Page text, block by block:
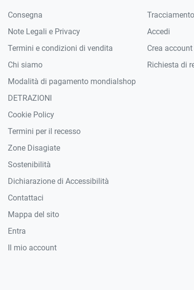
Consegna
Note Legali e Privacy
Termini e condizioni di vendita
Chi siamo
Modalità di pagamento mondialshop
DETRAZIONI
Cookie Policy
Termini per il recesso
Zone Disagiate
Sostenibilità
Dichiarazione di Accessibilità
Contattaci
Mappa del sito
Entra
Il mio account
Accedi
Crea account
Richiesta di